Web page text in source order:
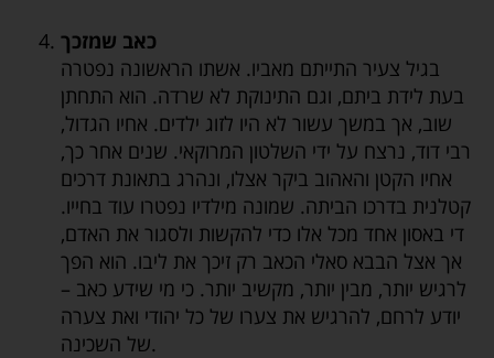
כאב שמזכך
בגיל צעיר התייתם מאביו. אשתו הראשונה נפטרה
בעת לידת ביתם, וגם התינוקת לא שרדה. הוא התחתן
שוב, אך במשך עשור לא היו לזוג ילדים. אחיו הגדול,
רבי דוד, נרצח על ידי השלטון המרוקאי. שנים אחר כך,
אחיו הקטן והאהוב ביקר אצלו, ונהרג בתאונת דרכים
קטלנית בדרכו הביתה. שמונה מילדיו נפטרו עוד בחייו.
די באסון אחד מכל אלו כדי להקשות ולסגור את האדם,
אך אצל הבבא סאלי הכאב רק זיכך את ליבו. הוא הפך
לרגיש יותר, מבין יותר, מקשיב יותר. כי מי שידע כאב –
יודע לרחם, להרגיש את צערו של כל יהודי ואת צערה
של השכינה.